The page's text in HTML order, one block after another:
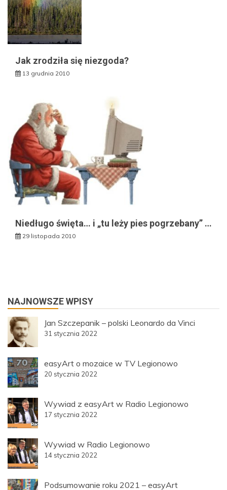
Jak zrodziła się niezgoda?
13 grudnia 2010
Niedługo święta… i „tu leży pies pogrzebany” …
29 listopada 2010
NAJNOWSZE WPISY
Jan Szczepanik – polski Leonardo da Vinci
31 stycznia 2022
easyArt o mozaice w TV Legionowo
20 stycznia 2022
Wywiad z easyArt w Radio Legionowo
17 stycznia 2022
Wywiad w Radio Legionowo
14 stycznia 2022
Podsumowanie roku 2021 – easyArt